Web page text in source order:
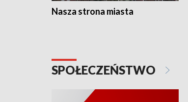
Nasza strona miasta
SPOŁECZEŃSTWO